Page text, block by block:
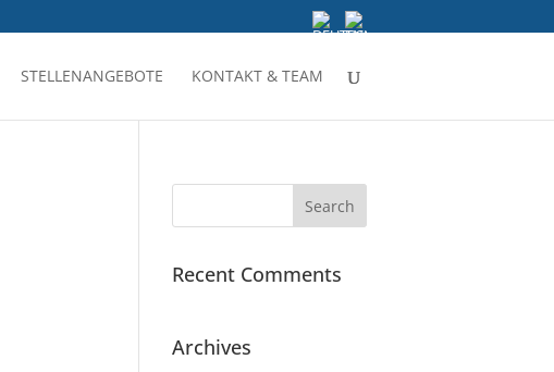
STELLENANGEBOTE KONTAKT & TEAM
Recent Comments
Archives